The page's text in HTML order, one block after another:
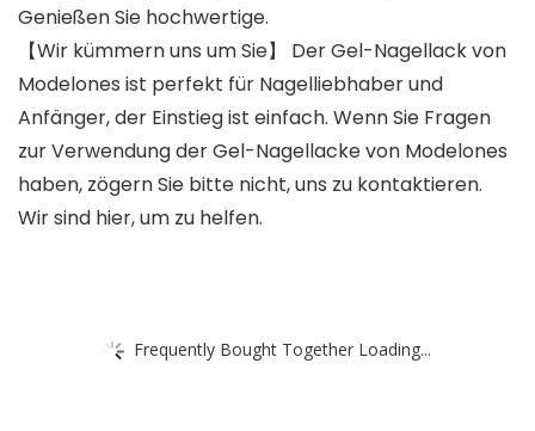
Genießen Sie hochwertige.
【Wir kümmern uns um Sie】 Der Gel-Nagellack von
Modelones ist perfekt für Nagelliebhaber und
Anfänger, der Einstieg ist einfach. Wenn Sie Fragen
zur Verwendung der Gel-Nagellacke von Modelones
haben, zögern Sie bitte nicht, uns zu kontaktieren.
Wir sind hier, um zu helfen.
Frequently Bought Together Loading...